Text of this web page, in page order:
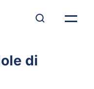
di